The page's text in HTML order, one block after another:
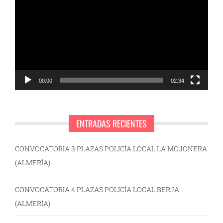
00:00 02:34
ENTRADAS RECIENTES
CONVOCATORIA 3 PLAZAS POLICÍA LOCAL LA MOJONERA
(ALMERÍA)
CONVOCATORIA 4 PLAZAS POLICÍA LOCAL BERJA
(ALMERÍA)